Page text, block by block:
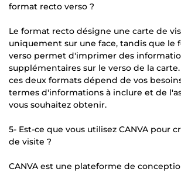
format recto verso ?
Le format recto désigne une carte de
uniquement sur une face, tandis que le
verso permet d'imprimer des
supplémentaires sur le verso de la
ces deux formats dépend de vos
termes d'informations à inclure et de
vous souhaitez obtenir.
5- Est-ce que vous utilisez CANVA pour
de visite ?
CANVA est une plateforme de